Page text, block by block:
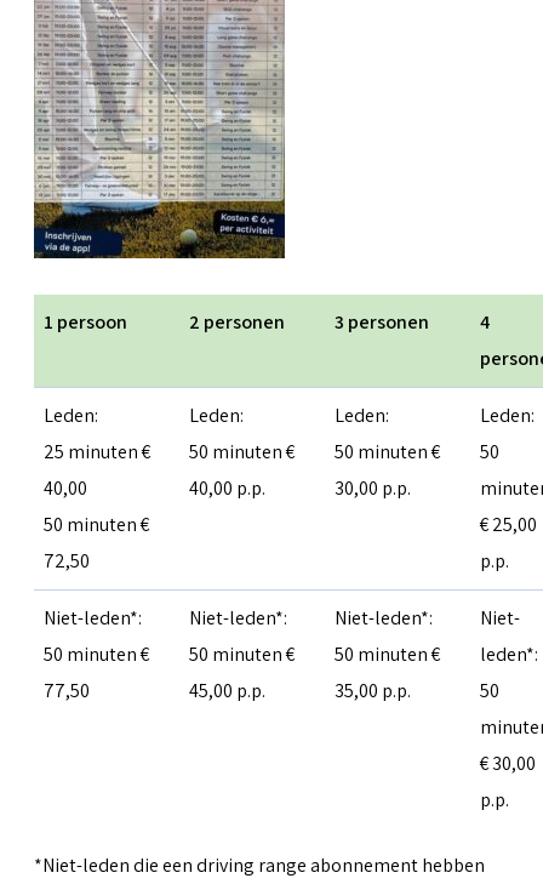
1 persoon 2 personen 3 personen
4
Leden:
25 minuten €
40,00
50 minuten €
72,50
Leden:
50 minuten €
40,00 p.p.
Leden:
50 minuten €
30,00 p.p.
Leden:
50
€ 25,00
p.p.
Niet-leden*:
50 minuten €
77,50
Niet-leden*:
50 minuten €
45,00 p.p.
Niet-leden*:
50 minuten €
35,00 p.p.
Niet-
leden*:
50
€ 30,00
p.p.
*Niet-leden die een driving range abonnement hebben